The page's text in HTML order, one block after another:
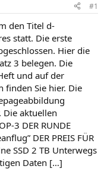
#1
den Titel d-
statt. Die erste
Hier die
3 belegen. Die
und auf der
finden Sie hier. Die
Die aktuellen
3 DER RUNDE
DER PREIS FÜR
SSD 2 TB Unterwegs
Daten […]